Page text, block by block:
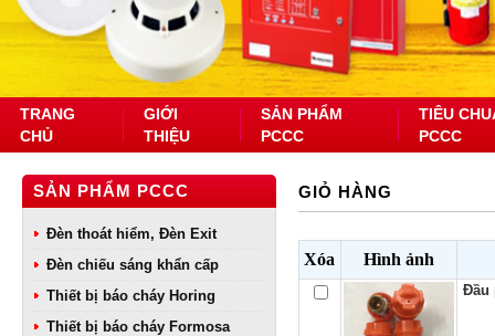
TRANG
CHỦ
GIỚI
THIỆU
SẢN PHẨM
PCCC
TIÊU
PCCC
SẢN PHẨM PCCC
Đèn thoát hiểm, Đèn Exit
Đèn chiếu sáng khẩn cấp
Thiết bị báo cháy Horing
Thiết bị báo cháy Formosa
GIỎ HÀNG
Xóa Hình ảnh
Đầu